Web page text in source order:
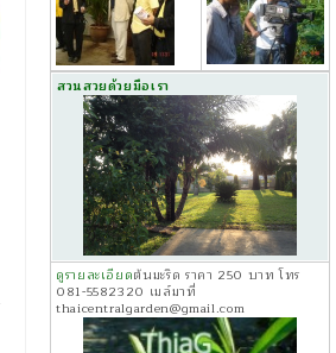
สวนสวยด้วยมือเรา
ดูรายละเอียดต้นมะริด ราคา 250 บาท โทร
081-5582320 เมล์มาที่
thaicentralgarden@gmail.com